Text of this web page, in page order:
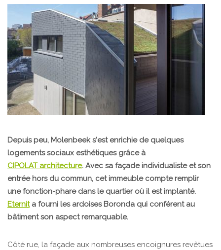
Depuis peu, Molenbeek s'est enrichie de quelques
logements sociaux esthétiques grâce à
CIPOLAT architecture. Avec sa façade individualiste et son
entrée hors du commun, cet immeuble compte remplir
une fonction-phare dans le quartier où il est implanté.
Eternita fourni les ardoises Boronda qui conférent au
bâtiment son aspect remarquable.
Côté rue, la façade aux nombreuses encoignures revêtues